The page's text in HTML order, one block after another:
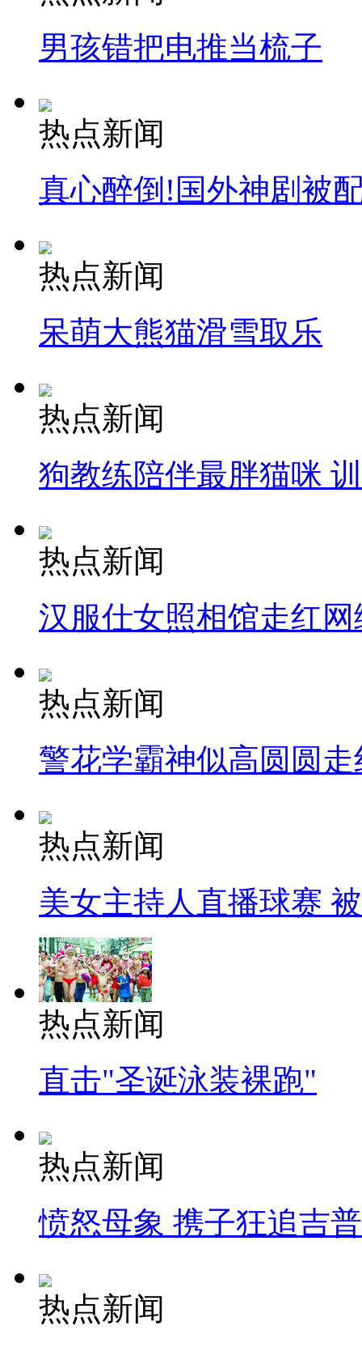
男孩错把电推当梳子
热点新闻
真心醉倒!国外神剧被
热点新闻
呆萌大熊猫滑雪取乐
热点新闻
狗教练陪伴最胖猫咪
热点新闻
汉服仕女照相馆走红网
热点新闻
警花学霸神似高圆圆走
热点新闻
美女主持人直播球赛
热点新闻
直击"圣诞泳装裸跑"
热点新闻
愤怒母象 携子狂追吉
热点新闻